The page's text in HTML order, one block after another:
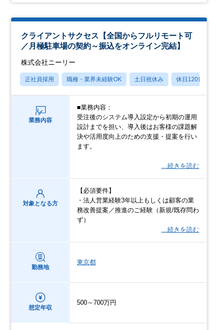
クライアントサクセス【全国からフルリモート可
／月極駐車場の契約～振込をオンライン完結】
株式会社ニーリー
正社員採用 職種・業界未経験OK 土日祝休み 休日120日以上
業務内容
■業務内容：
受注後のシステム導入設定から初期の運用
設計までを担い、導入後はお客様の課題解
決や活用度向上のための支援・提案を行い
ます。
…続きを読む
対象となる方
【必須要件】
・法人営業経験3年以上もしくは顧客の業
務改善提案／推進のご経験（新規/既存問わ
ず）
…続きを読む
勤務地
東京都
想定年収
500～700万円